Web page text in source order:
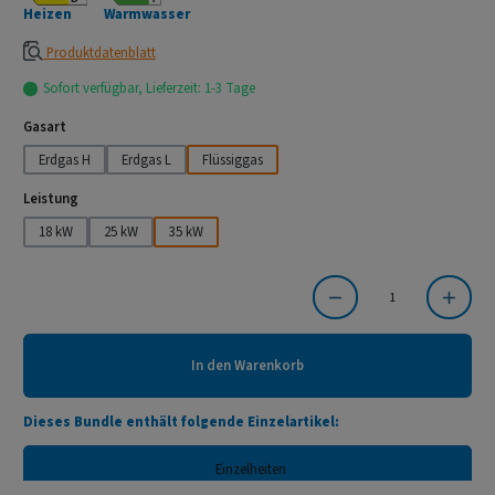
Heizen
Warmwasser
Produktdatenblatt
Sofort verfügbar, Lieferzeit: 1-3 Tage
Gasart
Erdgas H
Erdgas L
Flüssiggas
Leistung
18 kW
25 kW 35 kW
Produkt Anzahl: Gib den gewünschten Wert ein oder benutze die Schaltflächen um die
In den Warenkorb
Dieses Bundle enthält folgende Einzelartikel:
Einzelheiten